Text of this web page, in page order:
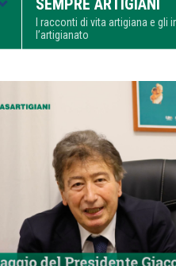
SEMPRE ARTIGIANI
I racconti di vita artigiana e gli
l’artigianato